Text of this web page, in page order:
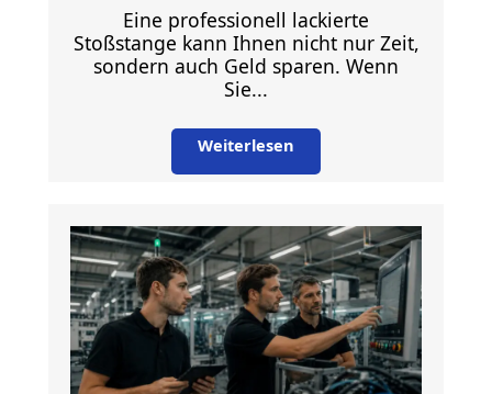
Eine professionell lackierte
Stoßstange kann Ihnen nicht nur Zeit,
sondern auch Geld sparen. Wenn
Sie...
Weiterlesen